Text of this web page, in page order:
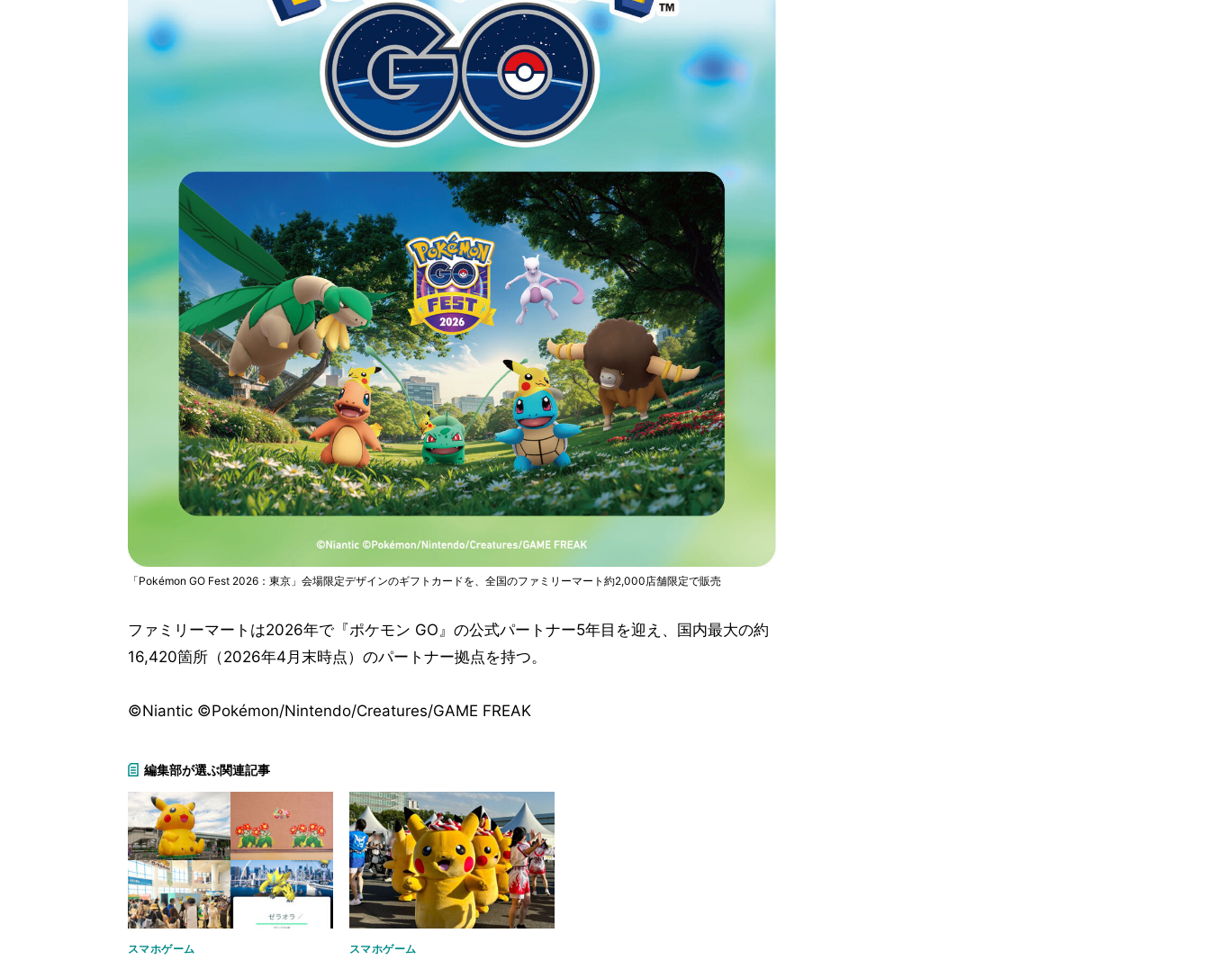
「Pokémon GO Fest 2026：東京」会場限定デザインのギフトカードを、全国のファミリーマート約2,000店舗限定で販売
ファミリーマートは2026年で『ポケモン GO』の公式パートナー5年目を迎え、国内最大の約
16,420箇所（2026年4月末時点）のパートナー拠点を持つ。
©Niantic ©Pokémon/Nintendo/Creatures/GAME FREAK
編集部が選ぶ関連記事
スマホゲーム スマホゲーム